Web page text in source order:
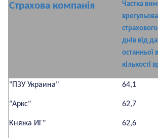
Страхова компанія
Частка
днів від
останньої
кількості
"ПЗУ Украина"
"Аркс"
Княжа ИГ"
64,1
62,7
62,6